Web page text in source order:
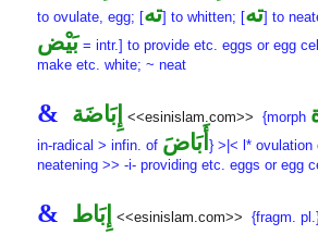
to ovulate, egg; [ته] to whitten; [ته] to
بَيْض = intr.] to provide etc. eggs or egg
make etc. white; ~ neat
& إِبَاضَة <<esinislam.com>> {morph
in-radical > infin. of أَبَاضَ } >|< l* ovulation
neatening >> -i- providing etc. eggs or egg
& إِبَاط <<esinislam.com>> {fragm.